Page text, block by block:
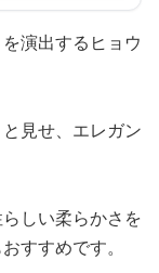
演出するヒョウ
見せ、エレガン
しい柔らかさを
すすめです。